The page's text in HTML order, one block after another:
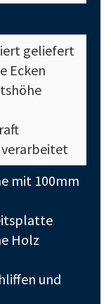
geliefert
Ecken
verarbeitet
mit 100mm
Holz
und